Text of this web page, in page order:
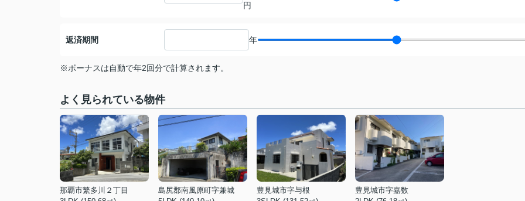
円
返済期間 年
※ボーナスは自動で年2回分で計算されます。
よく見られている物件
那覇市繁多川２丁目
島尻郡南風原町字兼城
豊見城市字与根
豊見城市字嘉数